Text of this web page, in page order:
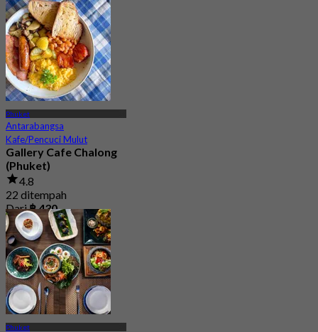
Phuket
Antarabangsa
Kafe/Pencuci Mulut
Gallery Cafe Chalong
(Phuket)
4.8
22 ditempah
Dari฿ 430
Phuket